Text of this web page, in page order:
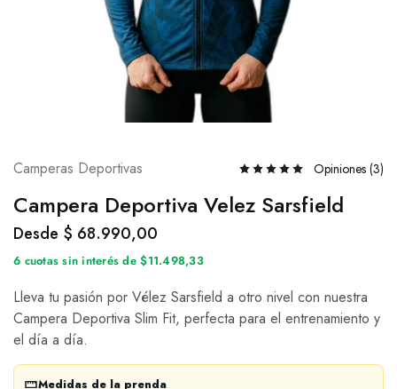
Camperas Deportivas Opiniones (3)
Campera Deportiva Velez Sarsfield
Desde $ 68.990,00
6 cuotas sin interés de $11.498,33
Lleva tu pasión por Vélez Sarsfield a otro nivel con nuestra
Campera Deportiva Slim Fit, perfecta para el entrenamiento y
el día a día.
Medidas de la prenda